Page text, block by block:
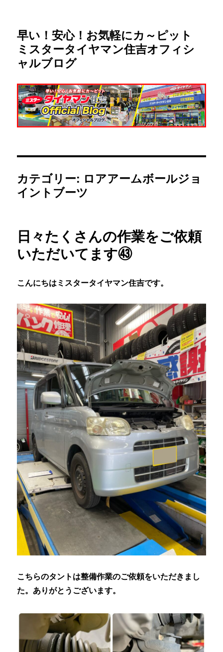
早い！安心！お気軽にカ～ピット
ミスタータイヤマン住吉オフィシ
ャルブログ
カテゴリー: ロアアームボールジョ
イントブーツ
日々たくさんの作業をご依頼
いただいてます㊸
こんにちはミスタータイヤマン住吉です。
こちらのタントは整備作業のご依頼をいただきまし
た。ありがとうございます。